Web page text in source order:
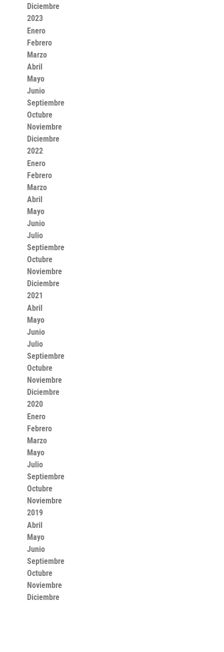
Diciembre
2023
Enero
Febrero
Marzo
Abril
Mayo
Junio
Septiembre
Octubre
Noviembre
Diciembre
2022
Enero
Febrero
Marzo
Abril
Mayo
Junio
Julio
Septiembre
Octubre
Noviembre
Diciembre
2021
Abril
Mayo
Junio
Julio
Septiembre
Octubre
Noviembre
Diciembre
2020
Enero
Febrero
Marzo
Mayo
Julio
Septiembre
Octubre
Noviembre
2019
Abril
Mayo
Junio
Septiembre
Octubre
Noviembre
Diciembre